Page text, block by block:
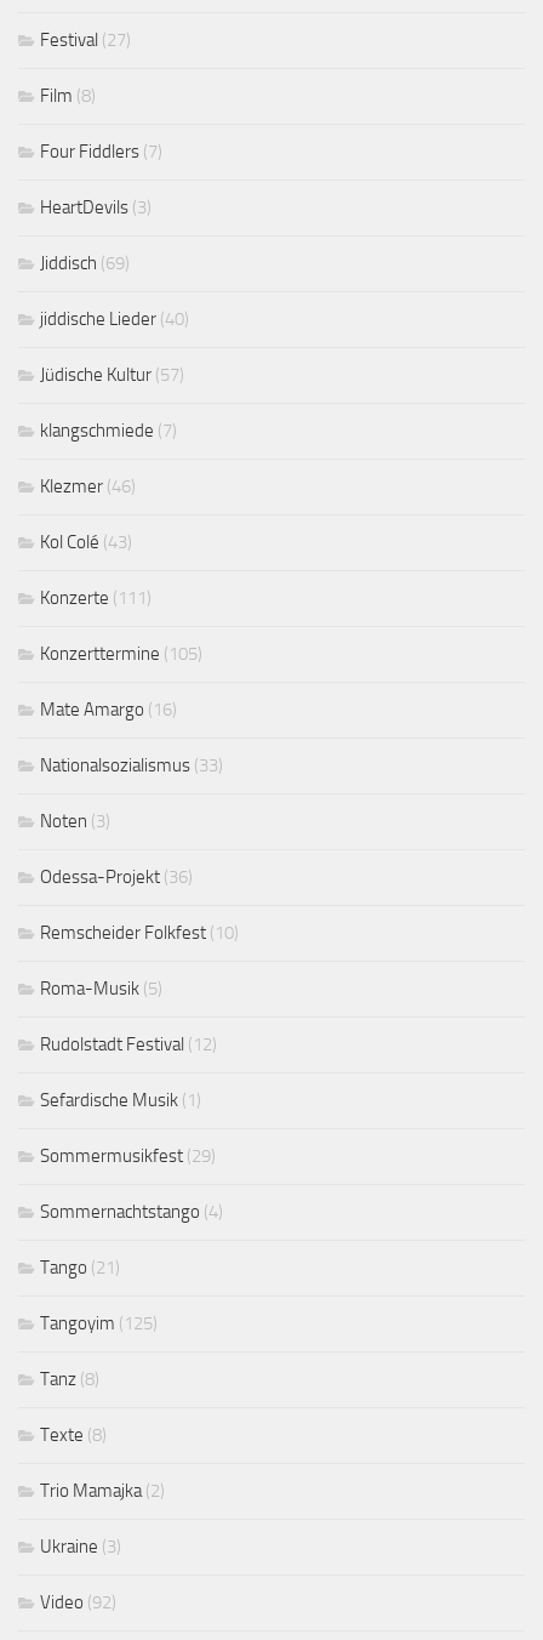
Festival (27)
Film (8)
Four Fiddlers (7)
HeartDevils (3)
Jiddisch (69)
jiddische Lieder (40)
Jüdische Kultur (57)
klangschmiede (7)
Klezmer (46)
Kol Colé (43)
Konzerte (111)
Konzerttermine (105)
Mate Amargo (16)
Nationalsozialismus (33)
Noten (3)
Odessa-Projekt (36)
Remscheider Folkfest (10)
Roma-Musik (5)
Rudolstadt Festival (12)
Sefardische Musik (1)
Sommermusikfest (29)
Sommernachtstango (4)
Tango (21)
Tangoyim (125)
Tanz (8)
Texte (8)
Trio Mamajka(2)
Ukraine (3)
Video (92)